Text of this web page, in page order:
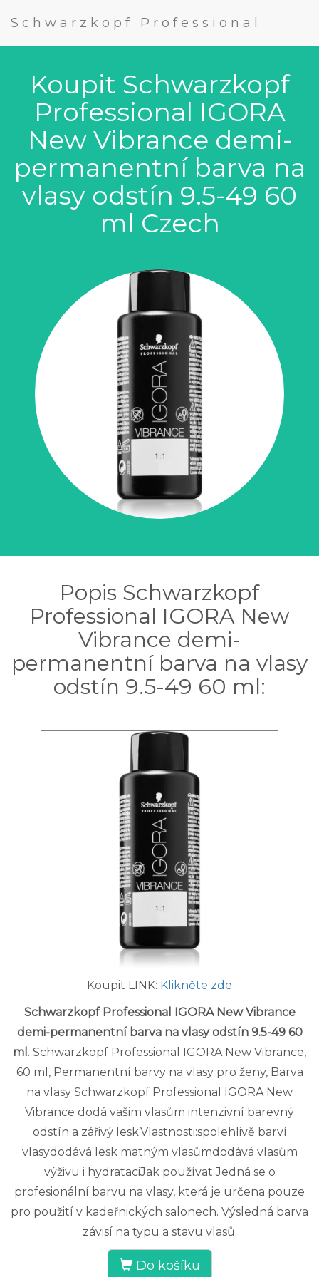
Schwarzkopf Professional
Koupit Schwarzkopf
Professional IGORA
New Vibrance demi-
permanentní barva na
vlasy odstín 9.5-49 60
ml Czech
Popis Schwarzkopf
Professional IGORA New
Vibrance demi-
permanentní barva na vlasy
odstín 9.5-49 60 ml:
Koupit LINK: Klikněte zde
Schwarzkopf Professional IGORA New Vibrance
demi-permanentní barva na vlasy odstín 9.5-49 60
ml . Schwarzkopf Professional IGORA New Vibrance,
60 ml, Permanentní barvy na vlasy pro ženy, Barva
na vlasy Schwarzkopf Professional IGORA New
Vibrance dodá vašim vlasům intenzivní barevný
odstín a zářivý lesk.Vlastnosti:spolehlivě barví
vlasydodává lesk matným vlasůmdodává vlasům
výživu i hydrataciJak používat:Jedná se o
profesionální barvu na vlasy, která je určena pouze
pro použití v kadeřnických salonech. Výsledná barva
závisí na typu a stavu vlasů.
Do košíku